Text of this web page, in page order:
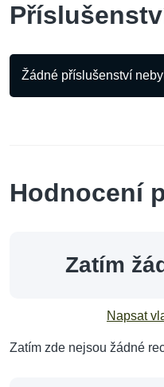
Žádné příslušenství
Hodnocení
Zatím
Napsat
Zatím zde nejsou žádné